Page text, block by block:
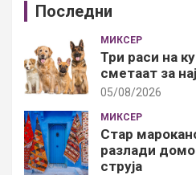
Последни
МИКСЕР
Три раси на
сметаат за
05/08/2026
МИКСЕР
Стар
разлади
струја